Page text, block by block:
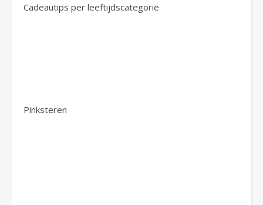
Cadeautips per leeftijdscategorie
Pinksteren